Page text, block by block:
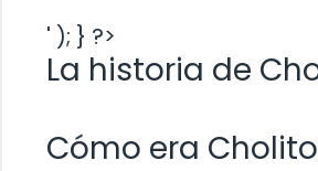
' ); } ?>
La historia de
Cómo era Cholito